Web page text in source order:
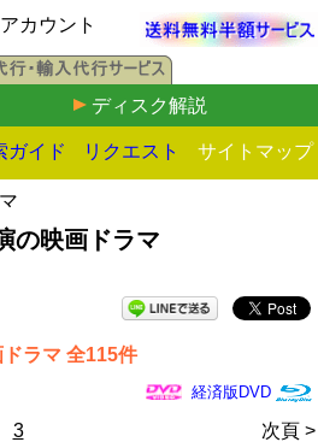
アカウント
ディスク解説
ガイド リクエスト サイトマップ
の映画ドラマ
ラマ 全115件
経済版DVD
次頁 >
3